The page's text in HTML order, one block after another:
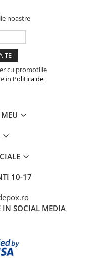
noastre
cu promotiile
in Politica de
10-17
IN SOCIAL MEDIA